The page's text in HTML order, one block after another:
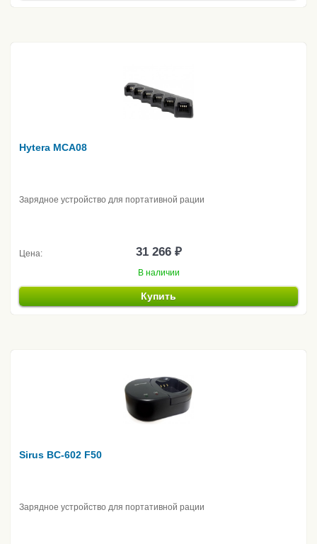
Hytera MCA08
Зарядное устройство для портативной рации
Цена: 31 266 ₽
В наличии
Купить
Sirus BC-602 F50
Зарядное устройство для портативной рации